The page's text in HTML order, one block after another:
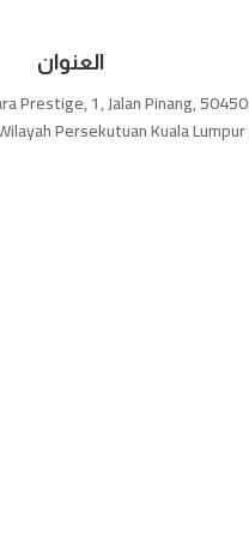
العنوان
Prestige, 1, Jalan Pinang, 50450
Persekutuan Kuala Lumpur